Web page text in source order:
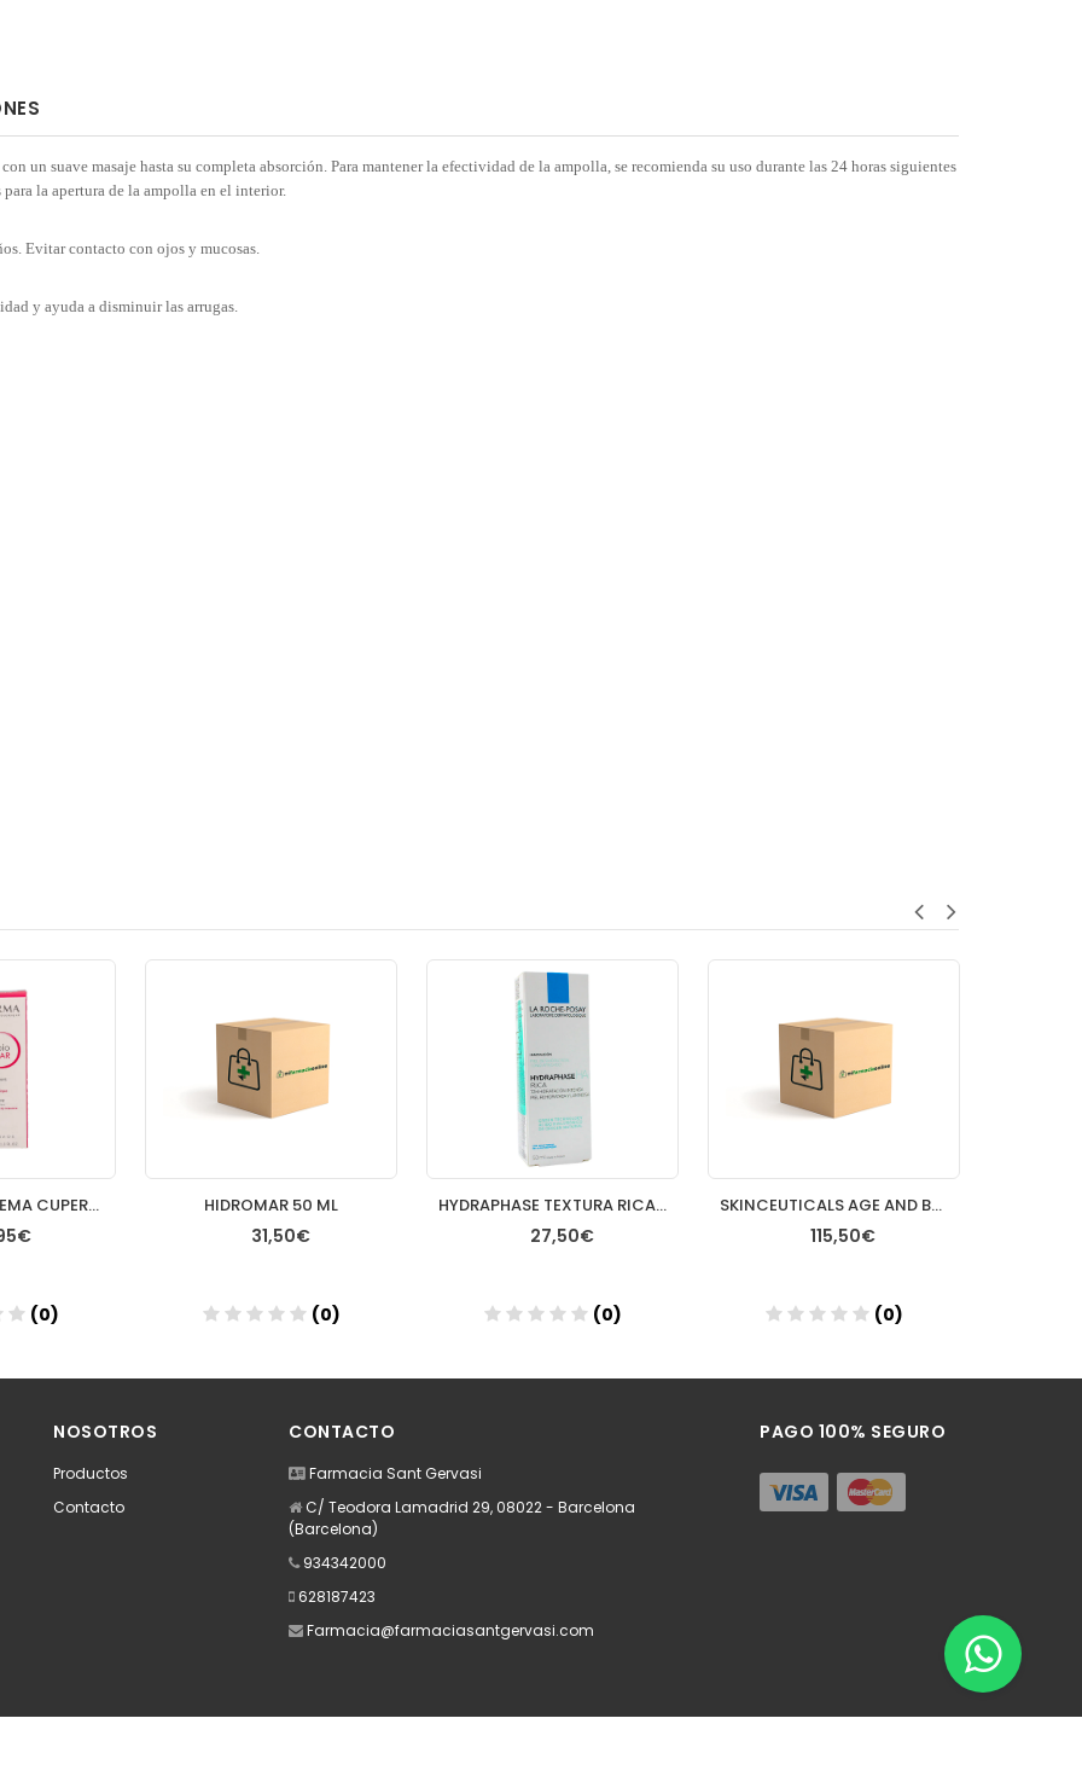
un suave masaje hasta su completa absorción. Para mantener la efectividad de la ampolla, se recomienda su uso durante las 24 horas siguientes
la apertura de la ampolla en el interior.
Evitar contacto con ojos y mucosas.
y ayuda a disminuir las arrugas.
SENSIBIO AR CREMA CUPEROSIS 40 ML
(0)
HIDROMAR 50 ML
31,50€
(0)
HYDRAPHASE TEXTURA RICA 50 ML
27,50€
(0)
SKINCEUTICALS AGE AND BLEMISH DEFENSE 30ML CUENTAG
115,50€
(0)
NOSOTROS
Productos
Contacto
CONTACTO
Farmacia Sant Gervasi
C/ Teodora Lamadrid 29, 08022 - Barcelona
(Barcelona)
934342000
628187423
Farmacia@farmaciasantgervasi.com
PAGO 100% SEGURO